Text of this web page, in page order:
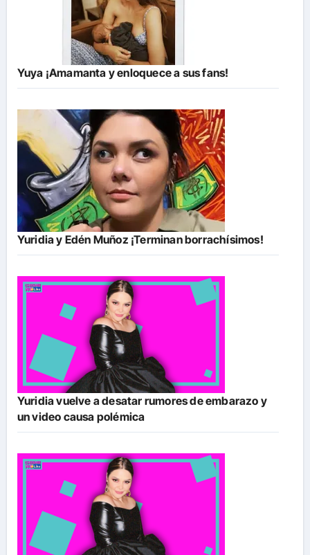
Yuya ¡Amamanta y enloquece a sus fans!
Yuridia y Edén Muñoz ¡Terminan borrachísimos!
Yuridia vuelve a desatar rumores de embarazo y
un video causa polémica